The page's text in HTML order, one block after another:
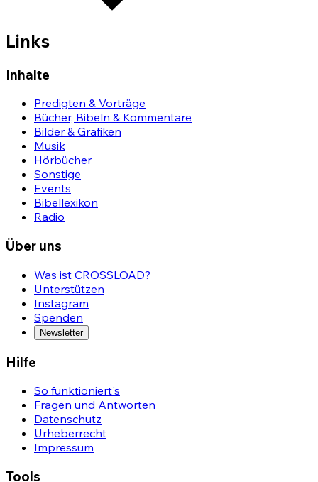
Links
Inhalte
Predigten & Vorträge
Bücher, Bibeln & Kommentare
Bilder & Grafiken
Musik
Hörbücher
Sonstige
Events
Bibellexikon
Radio
Über uns
Was ist CROSSLOAD?
Unterstützen
Instagram
Spenden
Newsletter
Hilfe
So funktioniert's
Fragen und Antworten
Datenschutz
Urheberrecht
Impressum
Tools